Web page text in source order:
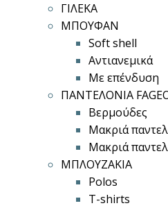
ΓΙΛΕΚΑ
ΜΠΟΥΦΑΝ
Soft shell
Αντιανεμικά
Με επένδυση
ΠΑΝΤΕΛΟΝΙΑ
Βερμούδες
Μακριά
Μακριά
ΜΠΛΟΥΖΑΚΙΑ
Polos
T-shirts